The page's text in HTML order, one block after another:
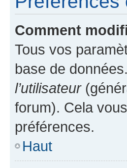
Comment
Tous vos
base de
l’utilisateur
forum). Cela
préférences.
Haut